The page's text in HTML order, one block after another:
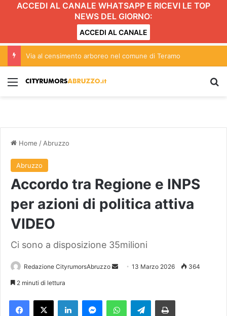
ACCEDI AL CANALE WHATSAPP E RICEVI LE TOP
NEWS DEL GIORNO:
ACCEDI AL CANALE
Menu
Home /Abruzzo
Abruzzo
Accordo tra Regione e INPS
per azioni di politica attiva
VIDEO
Ci sono a disposizione 35milioni
Redazione CityrumorsAbruzzo 13 Marzo 2026 364
2 minuti di lettura
Telegram